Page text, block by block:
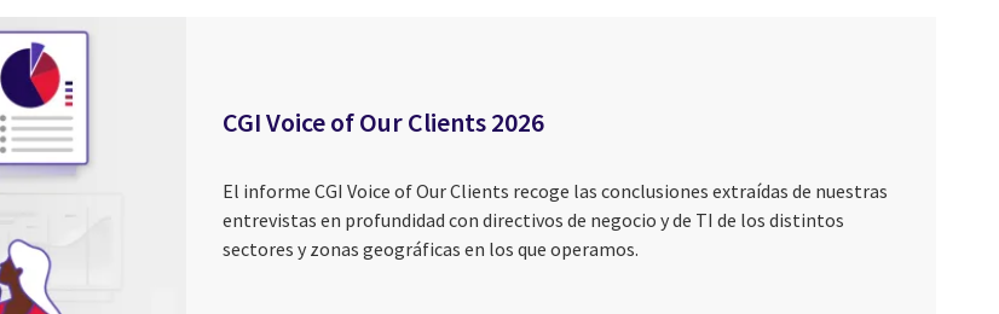
CGI Voice of Our Clients 2026
El informe CGI Voice of Our Clients recoge las conclusiones extraídas de nuestras
entrevistas en profundidad con directivos de negocio y de TI de los distintos
sectores y zonas geográficas en los que operamos.